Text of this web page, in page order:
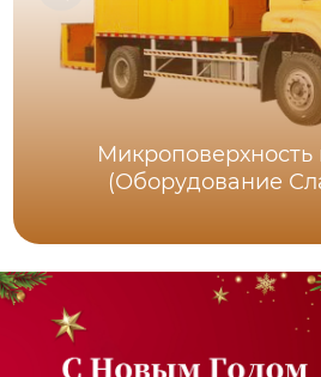
(Оборудование